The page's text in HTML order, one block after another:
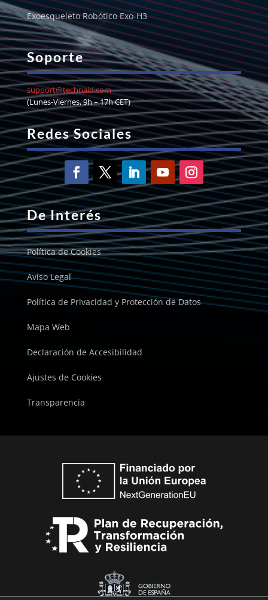
Exoesqueleto Robótico Exo-H3
Soporte
support@technaid.com
(Lunes-Viernes, 9h – 17h CET)
Redes Sociales
De Interés
Política de Cookies
Aviso Legal
Política de Privacidad y Protección de Datos
Mapa Web
Declaración de Accesibilidad
Ajustes de Cookies
Transparencia